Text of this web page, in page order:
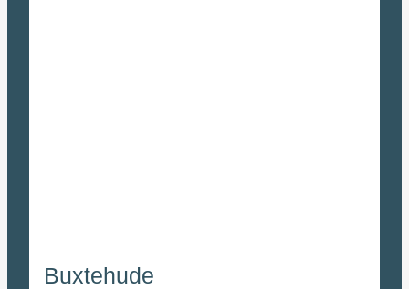
Buxtehude